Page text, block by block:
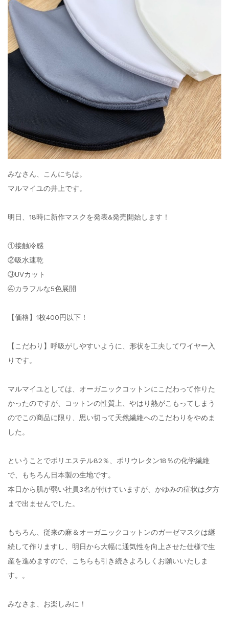
みなさん、こんにちは。
マルマイユの井上です。
明日、18時に新作マスクを発表&発売開始します！
①接触冷感
②吸水速乾
③UVカット
④カラフルな5色展開
【価格】1枚400円以下！
【こだわり】呼吸がしやすいように、形状を工夫してワイヤー入
りです。
マルマイユとしては、オーガニックコットンにこだわって作りた
かったのですが、コットンの性質上、やはり熱がこもってしまう
のでこの商品に限り、思い切って天然繊維へのこだわりをやめま
した。
ということでポリエステル82％、ポリウレタン18％の化学繊維
で、もちろん日本製の生地です。
本日から肌が弱い社員3名が付けていますが、かゆみの症状は夕方
まで出ませんでした。
もちろん、従来の麻＆オーガニックコットンのガーゼマスクは継
続して作りますし、明日から大幅に通気性を向上させた仕様で生
産を進めますので、こちらも引き続きよろしくお願いいたしま
す。。
みなさま、お楽しみに！